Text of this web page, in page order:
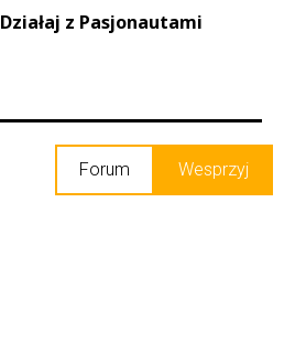
Działaj z Pasjonautami
Forum Wesprzyj